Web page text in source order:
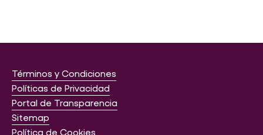
Términos y Condiciones
Políticas de Privacidad
Portal de Transparencia
Sitemap
Política de Cookies